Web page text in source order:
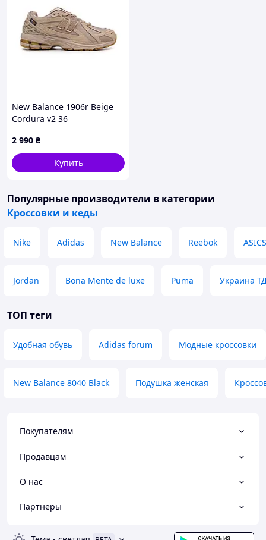
New Balance 1906r Beige
Cordura v2 36
2 990 ₴
Купить
Популярные производители в категории
Кроссовки и кеды
Nike Adidas New Balance Reebok ASICS
Jordan Bona Mente de luxe Puma Украина
ТОП теги
Удобная обувь Adidas forum Модные кроссовки
New Balance 8040 Black Подушка женская
Покупателям
Продавцам
О нас
Партнеры